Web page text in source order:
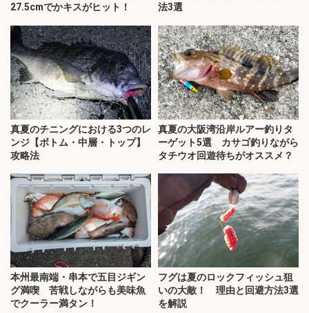
27.5cmでかキスがヒット！
法3選
真夏のチニングにおける3つのレ
ンジ【ボトム・中層・トップ】
攻略法
真夏の大阪湾沿岸ルアー釣りタ
ーゲット5選 カサゴ釣りながら
タチウオ回遊待ちがオススメ？
本州最南端・串本で五目ジギン
グ満喫 苦戦しながらも美味魚
でクーラー満タン！
フグは夏のロックフィッシュ狙
いの大敵！ 理由と回避方法3選
を解説